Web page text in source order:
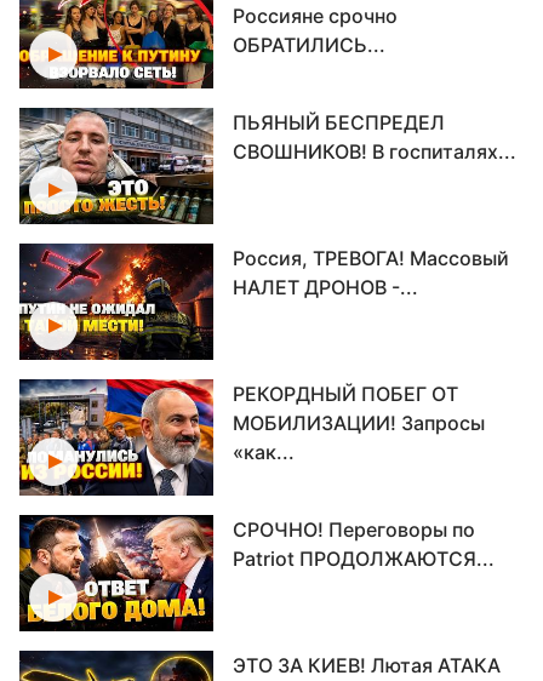
Россияне срочно
ОБРАТИЛИСЬ...
ПЬЯНЫЙ БЕСПРЕДЕЛ
СВОШНИКОВ! В госпиталях...
Россия, ТРЕВОГА! Массовый
НАЛЕТ ДРОНОВ -...
РЕКОРДНЫЙ ПОБЕГ ОТ
МОБИЛИЗАЦИИ! Запросы
«как...
СРОЧНО! Переговоры по
Patriot ПРОДОЛЖАЮТСЯ...
ЭТО ЗА КИЕВ! Лютая АТАКА